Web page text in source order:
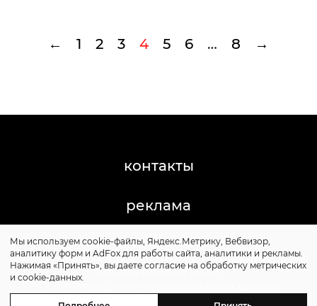
← 1 2 3 4 5 6 … 8 →
контакты
реклама
©2011-2026 Posta-Magazine
Сайт может содержать контент, не предназначенный
для лиц младше 16 лет.
Политика обработки персональных данных
Мы используем cookie-файлы, Яндекс.Метрику, Вебвизор,
аналитику форм и AdFox для работы сайта, аналитики и рекламы.
Нажимая «Принять», вы даете согласие на обработку метрических
и cookie-данных.